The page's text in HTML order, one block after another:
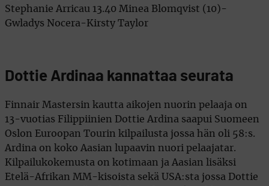
Stephanie Arricau 13.40 Minea Blomqvist (10)-
Gwladys Nocera-Kirsty Taylor
Dottie Ardinaa kannattaa seurata
Finnair Mastersin kautta aikojen nuorin pelaaja on
13-vuotias Filippiinien Dottie Ardina saapui Suomeen
Oslon Euroopan Tourin kilpailusta jossa hän oli 58:s.
Ardina on koko Aasian lupaavin nuori pelaajatar.
Kilpailukokemusta on kotimaan ja Aasian lisäksi
Etelä-Afrikan MM-kisoista sekä USA:sta jossa Dottie